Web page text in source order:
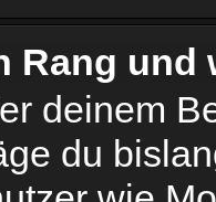
Rang
deinem
du